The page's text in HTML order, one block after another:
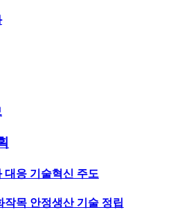
대응 기술혁신 주도
작목 안정생산 기술 정립